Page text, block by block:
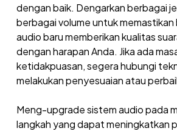
dengan baik. Dengarkan berbagai
berbagai volume untuk
audio baru memberikan kualitas
dengan harapan Anda. Jika ada
ketidakpuasan, segera hubungi
melakukan penyesuaian atau
Meng-upgrade sistem audio pada
langkah yang dapat meningkatkan